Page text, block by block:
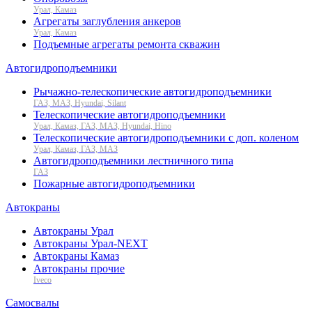
Урал, Камаз
Агрегаты заглубления анкеров
Урал, Камаз
Подъемные агрегаты ремонта скважин
Автогидроподъемники
Рычажно-телескопические автогидроподъемники
ГАЗ, МАЗ, Hyundai, Silant
Телескопические автогидроподъемники
Урал, Камаз, ГАЗ, МАЗ, Hyundai, Hino
Телескопические автогидроподъемники с доп. коленом
Урал, Камаз, ГАЗ, МАЗ
Автогидроподъемники лестничного типа
ГАЗ
Пожарные автогидроподъемники
Автокраны
Автокраны Урал
Автокраны Урал-NEXT
Автокраны Камаз
Автокраны прочие
Iveco
Самосвалы